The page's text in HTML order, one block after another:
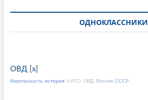
ОДНОКЛАССНИКИ
ОВД[ x]
безопасность история НАТО ОВД Россия СССР